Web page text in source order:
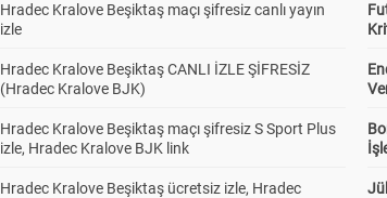
Hradec Kralove Beşiktaş maçı şifresiz canlı yayın
izle
Hradec Kralove Beşiktaş CANLI İZLE ŞİFRESİZ
(Hradec Kralove BJK)
Hradec Kralove Beşiktaş maçı şifresiz S Sport Plus
izle, Hradec Kralove BJK link
Hradec Kralove Beşiktaş ücretsiz izle, Hradec